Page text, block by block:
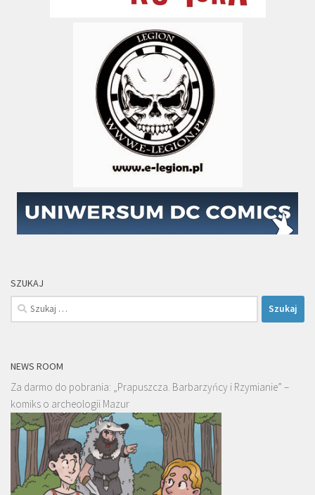
SZUKAJ
Szukaj:
NEWS ROOM
Za darmo do pobrania: „Prapuszcza. Barbarzyńcy i Rzymianie” –
komiks o archeologii Mazur